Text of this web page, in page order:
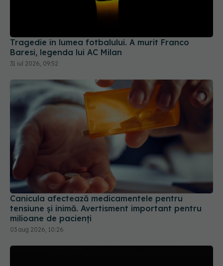
31 iul 2026, 09:52
Canicula afectează medicamentele pentru
tensiune și inimă. Avertisment important pentru
milioane de pacienți
03 aug 2026, 10:26